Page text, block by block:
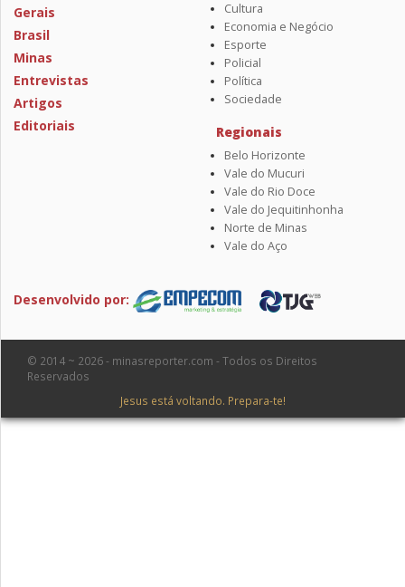
Gerais
Brasil
Minas
Entrevistas
Artigos
Editoriais
Cultura
Economia e Negócio
Esporte
Policial
Política
Sociedade
Regionais
Belo Horizonte
Vale do Mucuri
Vale do Rio Doce
Vale do Jequitinhonha
Norte de Minas
Vale do Aço
Desenvolvido por:
© 2014 ~ 2026 - minasreporter.com - Todos os Direitos
Reservados
Jesus está voltando. Prepara-te!